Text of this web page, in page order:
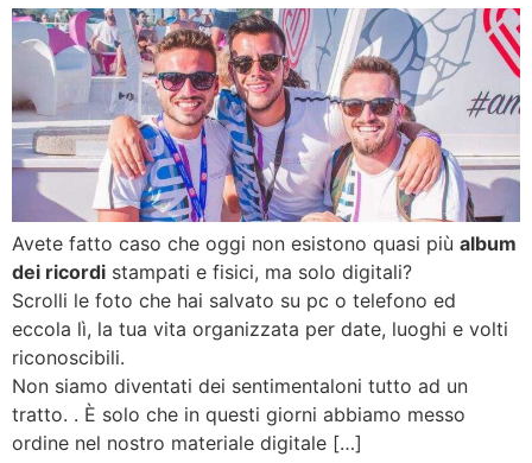
Avete fatto caso che oggi non esistono quasi più album
dei ricordi stampati e fisici, ma solo digitali?
Scrolli le foto che hai salvato su pc o telefono ed
eccola lì, la tua vita organizzata per date, luoghi e volti
riconoscibili.
Non siamo diventati dei sentimentaloni tutto ad un
tratto. . È solo che in questi giorni abbiamo messo
ordine nel nostro materiale digitale […]